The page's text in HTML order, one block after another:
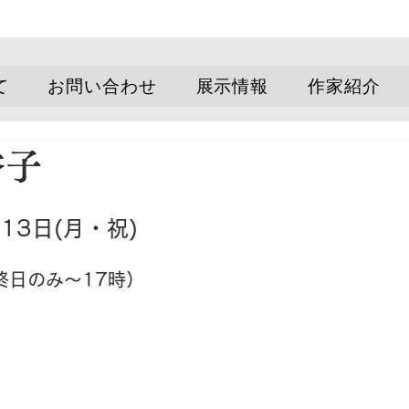
お問い合わせ 展示情報 作家紹介
日(月・祝)
のみ〜17時）